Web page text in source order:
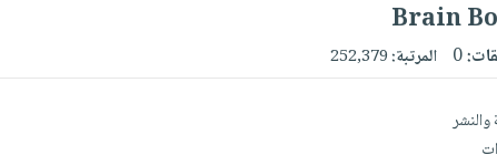
Brain
0 المرتبة:252,379